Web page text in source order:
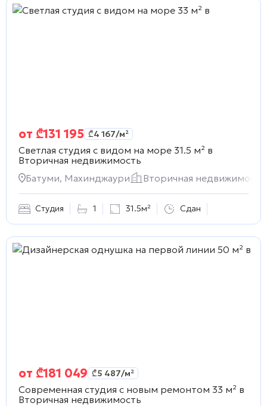
от ₾131 195 ₾4 167/м²
Светлая студия с видом на море 31.5 м² в
Вторичная недвижимость
Батуми, Махинджаури
Вторичная недвижимость
Студия 1 31.5м² Сдан
от ₾181 049 ₾5 487/м²
Современная студия с новым ремонтом 33 м² в
Вторичная недвижимость